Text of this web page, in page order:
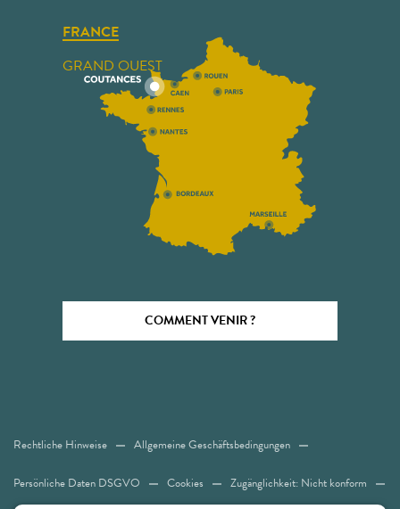
FRANCE
GRAND OUEST
COMMENT VENIR ?
Rechtliche Hinweise Allgemeine Geschäftsbedingungen
Persönliche Daten DSGVO Cookies Zugänglichkeit: Nicht konform